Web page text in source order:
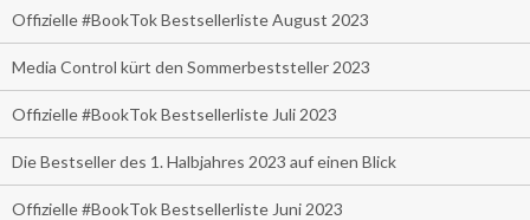
Offizielle #BookTok Bestsellerliste August 2023
Media Control kürt den Sommerbeststeller 2023
Offizielle #BookTok Bestsellerliste Juli 2023
Die Bestseller des 1. Halbjahres 2023 auf einen Blick
Offizielle #BookTok Bestsellerliste Juni 2023